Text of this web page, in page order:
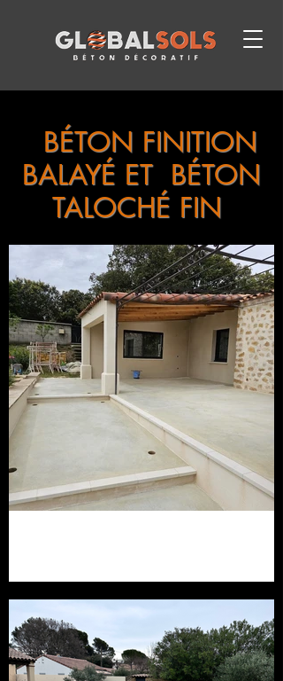
BÉTON FINITION
BALAYÉ ET BÉTON
TALOCHÉ FIN